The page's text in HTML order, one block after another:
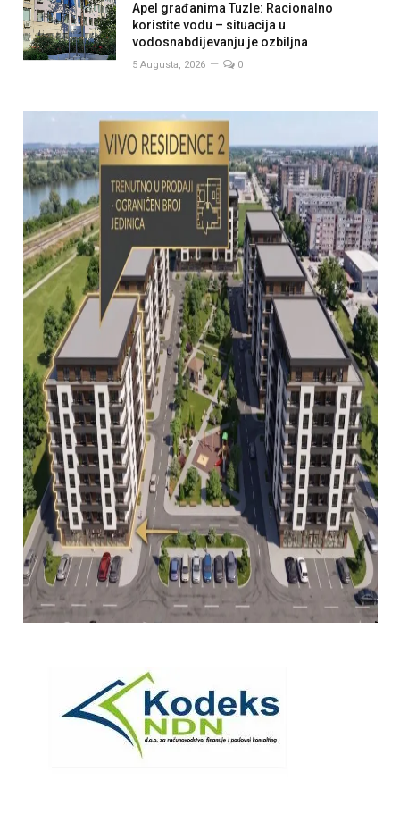
Apel građanima Tuzle: Racionalno
koristite vodu – situacija u
vodosnabdijevanju je ozbiljna
5 Augusta, 2026 0